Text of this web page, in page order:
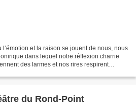
et la raison se jouent de nous, nous
dans lequel notre réflexion charrie
des larmes et nos rires respirent
du Rond-Point